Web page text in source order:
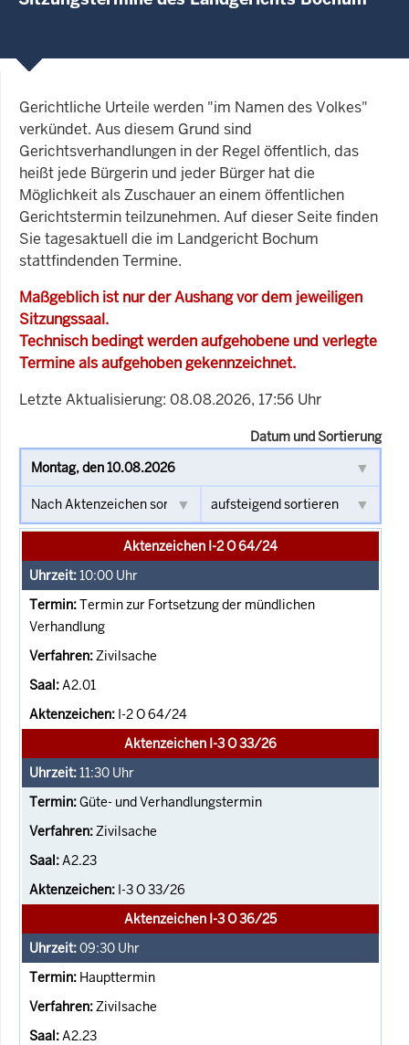
Gerichtliche Urteile werden "im Namen des Volkes"
verkündet. Aus diesem Grund sind
Gerichtsverhandlungen in der Regel öffentlich, das
heißt jede Bürgerin und jeder Bürger hat die
Möglichkeit als Zuschauer an einem öffentlichen
Gerichtstermin teilzunehmen. Auf dieser Seite finden
Sie tagesaktuell die im Landgericht Bochum
stattfindenden Termine.
Maßgeblich ist nur der Aushang vor dem jeweiligen
Sitzungssaal.
Technisch bedingt werden aufgehobene und verlegte
Termine als aufgehoben gekennzeichnet.
Letzte Aktualisierung: 08.08.2026, 17:56 Uhr
Datum und Sortierung
Aktenzeichen I-2 O 64/24
10:00 Uhr
Termin zur Fortsetzung der mündlichen
Verhandlung
Zivilsache
A2.01
I-2 O 64/24
Aktenzeichen I-3 O 33/26
11:30 Uhr
Güte- und Verhandlungstermin
Zivilsache
A2.23
I-3 O 33/26
Aktenzeichen I-3 O 36/25
09:30 Uhr
Haupttermin
Zivilsache
A2.23